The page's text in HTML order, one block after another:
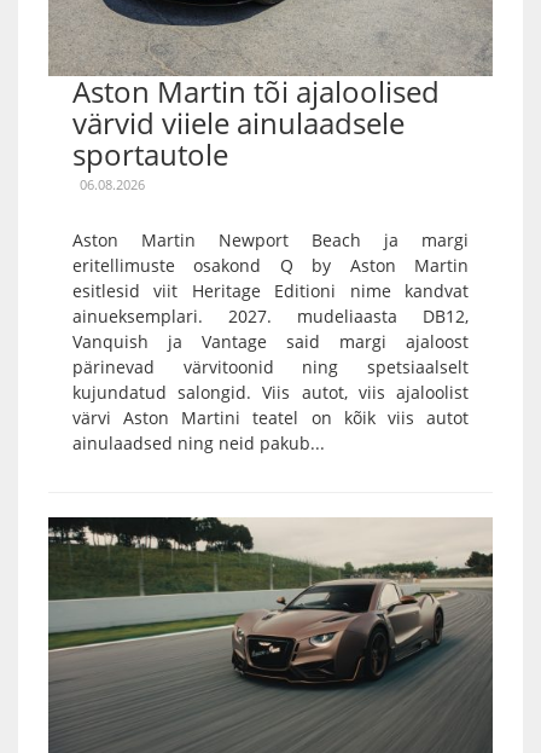
Aston Martin tõi ajaloolised
värvid viiele ainulaadsele
sportautole
06.08.2026
Aston Martin Newport Beach ja margi
eritellimuste osakond Q by Aston Martin
esitlesid viit Heritage Editioni nime kandvat
ainueksemplari. 2027. mudeliaasta DB12,
Vanquish ja Vantage said margi ajaloost
pärinevad värvitoonid ning spetsiaalselt
kujundatud salongid. Viis autot, viis ajaloolist
värvi Aston Martini teatel on kõik viis autot
ainulaadsed ning neid pakub...